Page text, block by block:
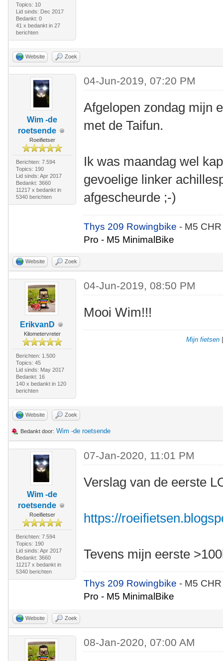
Topics: 10
Lid sinds: Dec 2017
Bedankt: 0
41 x bedankt in 27
berichten
Website Zoek
Wim -de
roetsende
Roeifietser
Berichten: 7.594
Topics: 190
Lid sinds: Apr 2017
Bedankt: 3660
11217 x bedankt in
5340 berichten
04-Jun-2019, 07:20 PM
Afgelopen zondag mijn
met de Taifun.
Ik was maandag wel
gevoelige linker
afgescheurde ;-)
Thys 209 Rowingbike- M5
Pro - M5 MinimalBike
Website Zoek
ErikvanD
Kilometervreter
Berichten: 1.500
Topics: 45
Lid sinds: May 2017
Bedankt: 16
140 x bedankt in 120
berichten
04-Jun-2019, 08:50 PM
Mooi Wim!!!
Mijn fietsen
Website Zoek
Bedankt door: Wim -de roetsende
Wim -de
roetsende
Roeifietser
Berichten: 7.594
Topics: 190
Lid sinds: Apr 2017
Bedankt: 3660
11217 x bedankt in
5340 berichten
07-Jan-2020, 11:01 PM
Verslag van de eerste
https://
Tevens mijn eerste
Thys 209 Rowingbike- M5
Pro - M5 MinimalBike
Website Zoek
08-Jan-2020, 07:00 AM